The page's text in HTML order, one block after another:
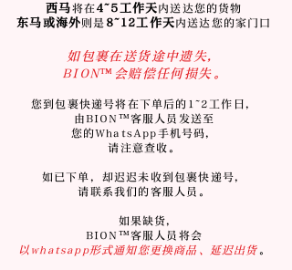
西马将在4~5工作天内送达您的货物
东马或海外则是 8~12工作天内送达您的家门口
如包裹在送货途中遗失，
BION™️会赔偿任何损失。
您到包裹快递号将在下单后的1~2工作日，
由BION™️客服人员发送至
您的WhatsApp手机号码，
请注意查收。
如已下单，却迟迟未收到包裹快递号，
请联系我们的客服人员。
如果缺货,
BION™️客服人员将会
以whatsapp形式通知您更换商品、延迟出货 。